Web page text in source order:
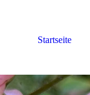
Startseite